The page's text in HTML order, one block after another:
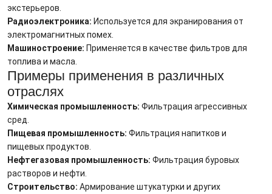
экстерьеров.
Радиоэлектроника: Используется для экранирования от
электромагнитных помех.
Машиностроение: Применяется в качестве фильтров для
топлива и масла.
Примеры применения в различных
отраслях
Химическая промышленность: Фильтрация агрессивных
сред.
Пищевая промышленность: Фильтрация напитков и
пищевых продуктов.
Нефтегазовая промышленность: Фильтрация буровых
растворов и нефти.
Строительство: Армирование штукатурки и других